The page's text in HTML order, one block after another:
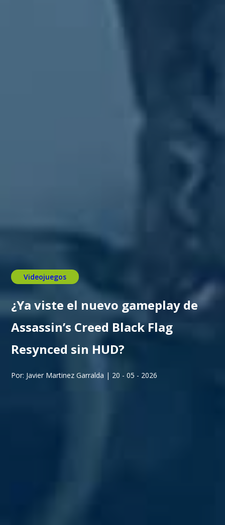
Videojuegos
¿Ya viste el nuevo gameplay de
Assassin’s Creed Black Flag
Resynced sin HUD?
Por: Javier Martinez Garralda | 20 - 05 - 2026